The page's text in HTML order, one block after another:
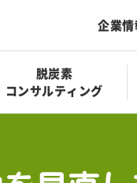
企業
脱炭素
コンサルティング